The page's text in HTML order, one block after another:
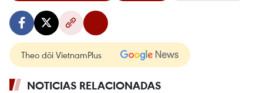
Theo dõi VietnamPlus
NOTICIAS RELACIONADAS